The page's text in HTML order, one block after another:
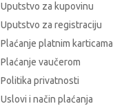
Uputstvo za kupovinu
Uputstvo za registraciju
Plaćanje platnim karticama
Plaćanje vaučerom
Politika privatnosti
Uslovi i način plaćanja